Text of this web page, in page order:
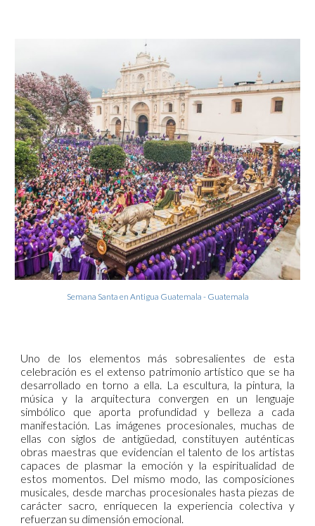
Semana Santa en Antigua Guatemala - Guatemala
Uno de los elementos más sobresalientes de esta
celebración es el extenso patrimonio artístico que se ha
desarrollado en torno a ella. La escultura, la pintura, la
música y la arquitectura convergen en un lenguaje
simbólico que aporta profundidad y belleza a cada
manifestación. Las imágenes procesionales, muchas de
ellas con siglos de antigüedad, constituyen auténticas
obras maestras que evidencian el talento de los artistas
capaces de plasmar la emoción y la espiritualidad de
estos momentos. Del mismo modo, las composiciones
musicales, desde marchas procesionales hasta piezas de
carácter sacro, enriquecen la experiencia colectiva y
refuerzan su dimensión emocional.